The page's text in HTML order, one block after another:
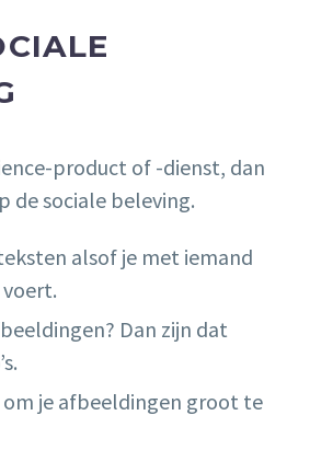
product of -dienst, dan
de sociale beleving.
alsof je met iemand
Dan zijn dat
je afbeeldingen groot te